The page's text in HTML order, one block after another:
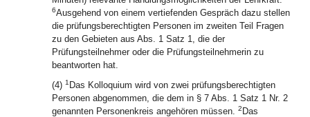
6Ausgehend von einem vertiefenden Gespräch dazu stellen
die prüfungsberechtigten Personen im zweiten Teil Fragen
zu den Gebieten aus Abs. 1 Satz 1, die der
Prüfungsteilnehmer oder die Prüfungsteilnehmerin zu
beantworten hat.
(4) 1 Das Kolloquium wird von zwei prüfungsberechtigten
Personen abgenommen, die dem in § 7 Abs. 1 Satz 1 Nr. 2
genannten Personenkreis angehören müssen. 2 Das